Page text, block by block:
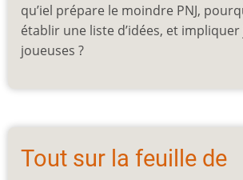
qu’iel prépare le moindre PNJ,
établir une liste d’idées, et
joueuses ?
Tout sur la feuille de